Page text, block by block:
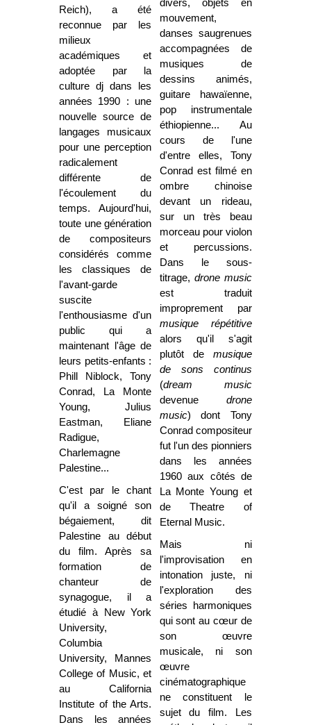
Reich), a été
reconnue par les
milieux
académiques et
adoptée par la
culture dj dans les
années 1990 : une
nouvelle source de
langages musicaux
pour une perception
radicalement
différente de
l'écoulement du
temps. Aujourd'hui,
toute une génération
de compositeurs
considérés comme
les classiques de
l'avant-garde
suscite
l'enthousiasme d'un
public qui a
maintenant l'âge de
leurs petits-enfants :
Phill Niblock, Tony
Conrad, La Monte
Young, Julius
Eastman, Eliane
Radigue,
Charlemagne
Palestine...
C'est par le chant
qu'il a soigné son
bégaiement, dit
Palestine au début
du film. Après sa
formation de
chanteur de
synagogue, il a
étudié à New York
University,
Columbia
University, Mannes
College of Music, et
au California
Institute of the Arts.
Dans les années
divers, objets en
mouvement,
danses saugrenues
accompagnées de
musiques de
dessins animés,
guitare hawaïenne,
pop instrumentale
éthiopienne... Au
cours de l'une
d'entre elles, Tony
Conrad est filmé en
ombre chinoise
devant un rideau,
sur un très beau
morceau pour violon
et percussions.
Dans le sous-
titrage, drone music
est traduit
improprement par
musique répétitive
alors qu'il s'agit
plutôt de musique
de sons continus
(dream music
devenue drone
music) dont Tony
Conrad compositeur
fut l'un des pionniers
dans les années
1960 aux côtés de
La Monte Young et
de Theatre of
Eternal Music.
Mais ni
l'improvisation en
intonation juste, ni
l'exploration des
séries harmoniques
qui sont au cœur de
son œuvre
musicale, ni son
œuvre
cinématographique
ne constituent le
sujet du film. Les